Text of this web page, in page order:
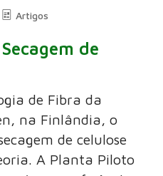
Artigos
de
de Fibra da
na Finlândia, o
de celulose
A Planta Piloto